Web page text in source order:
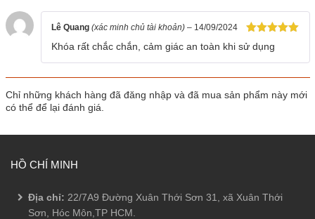
Được xếp
hạng5
sao
Lê Quang (xác minh chủ tài khoản) – 14/09/2024
Khóa rất chắc chắn, cảm giác an toàn khi sử dụng
Chỉ những khách hàng đã đăng nhập và đã mua sản phẩm này mới
có thể để lại đánh giá.
HỒ CHÍ MINH
Địa chỉ: 22/7A9 Đường Xuân Thới Sơn 31, xã Xuân Thới
Sơn, Hóc Môn,TP HCM.